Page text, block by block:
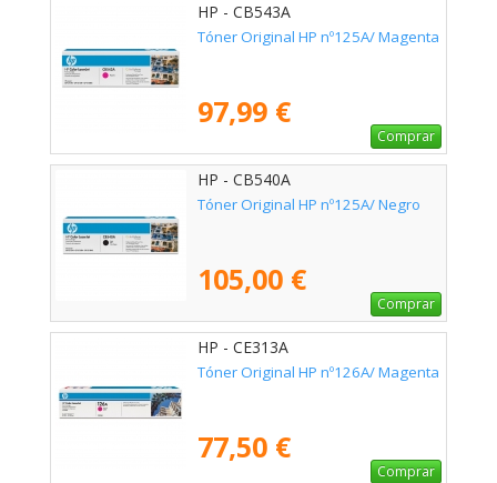
HP - CB543A
Tóner Original HP nº125A/ Magenta
97,99 €
Comprar
HP - CB540A
Tóner Original HP nº125A/ Negro
105,00 €
Comprar
HP - CE313A
Tóner Original HP nº126A/ Magenta
77,50 €
Comprar